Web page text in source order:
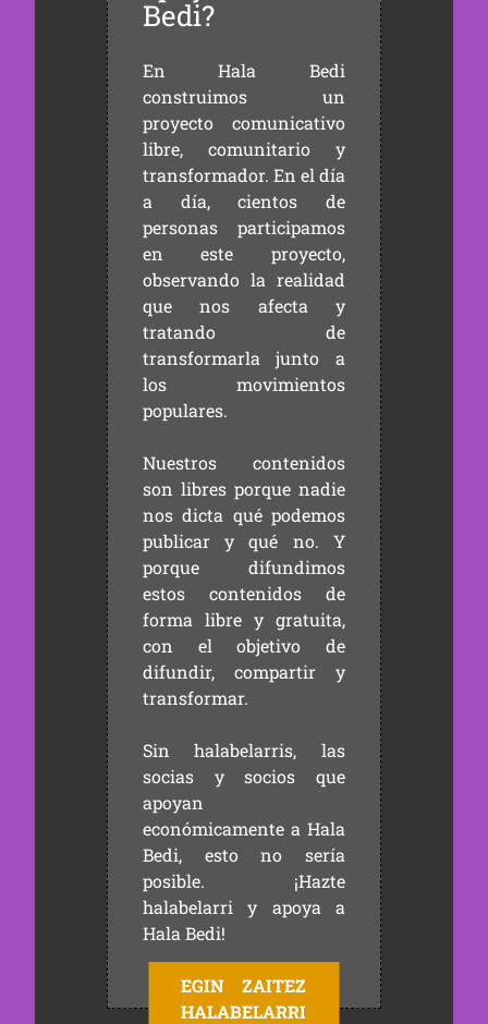
Bedi?
En Hala Bedi
construimos un
proyecto comunicativo
libre, comunitario y
transformador. En el día
a día, cientos de
personas participamos
en este proyecto,
observando la realidad
que nos afecta y
tratando de
transformarla junto a
los movimientos
populares.
Nuestros contenidos
son libres porque nadie
nos dicta qué podemos
publicar y qué no. Y
porque difundimos
estos contenidos de
forma libre y gratuita,
con el objetivo de
difundir, compartir y
transformar.
Sin halabelarris, las
socias y socios que
apoyan
económicamente a Hala
Bedi, esto no sería
posible. ¡Hazte
halabelarri y apoya a
Hala Bedi!
EGIN ZAITEZ
HALABELARRI